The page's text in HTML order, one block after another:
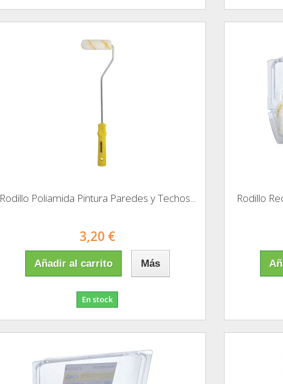
Rodillo Poliamida Pintura Paredes y Techos...
3,20 €
Añadir al carrito Más
En stock
Rodillo